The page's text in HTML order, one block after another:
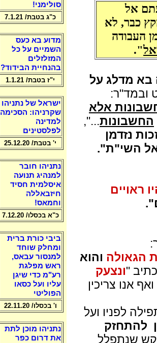
אל
כבר, לא
העבודה
".
בא מדלג על
ובמד"ר:
אלא
החשבונות...",
נזדמן
השי"ת".
ראויים
הגאולה והוא
"ונצעק
אנו צריכין
לפניו ועל
להתחזק
שנתפלל
סולימני!
כ"ג בטבת/ 7.1.21
מדוע בא כעס
השמיים על כל
המזלזלים
בהנחיית הבידוד?
י"ז בטבת/ 1.1.21
ישראל של נתניהו
שקרניהו: הסכימה
למדינה
לפלסטינים
י' בטבת/ 25.12.20
נתניהו חובר
למנהיג תנועה
איסלמית חסיד
חיזבאללה
וחמאס!
כ"א בכסלו/ 7.12.20
ביבי כורת ברית
ומחלק שוחד
למנסור עבאס,
ראש מפלגת
רע"מ כדי שיגן
עליו ועל כסאו
הפוליטי
ו' בכסלו/ 22.11.20
נתניהו מוכן לתת
את דרום כפר